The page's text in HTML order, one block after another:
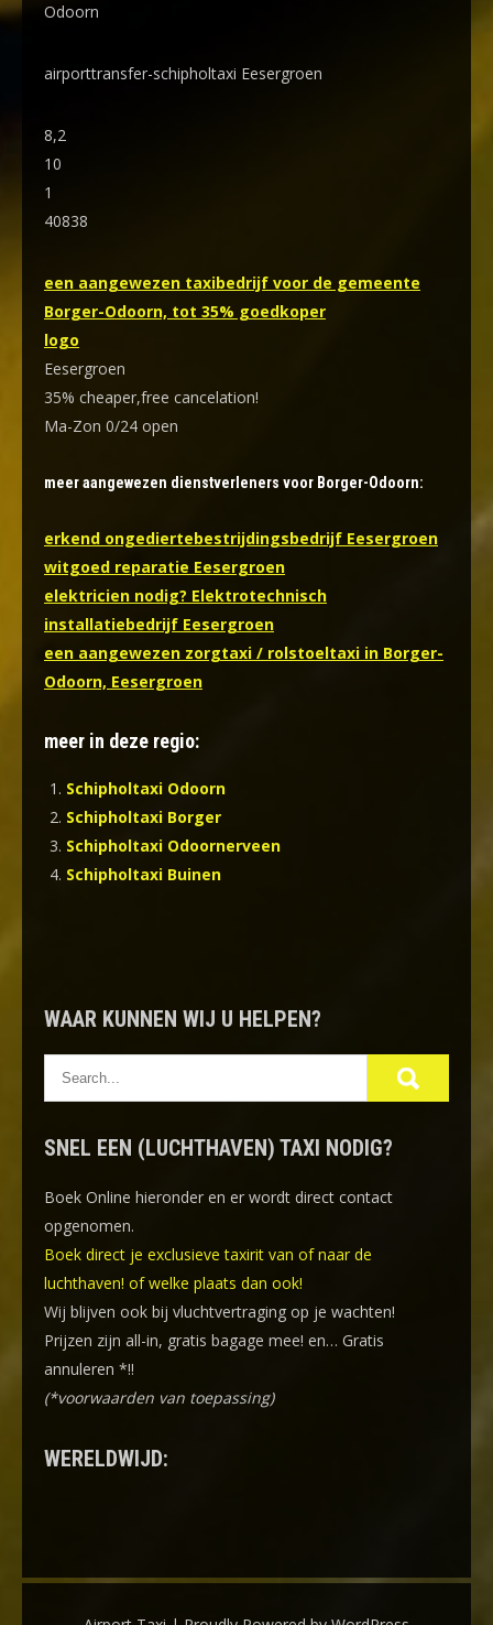
Odoorn
airporttransfer-schipholtaxi Eesergroen
8,2
10
1
40838
een aangewezen taxibedrijf voor de gemeente
Borger-Odoorn, tot 35% goedkoper
logo
Eesergroen
35% cheaper,free cancelation!
Ma-Zon 0/24 open
meer aangewezen dienstverleners voor Borger-Odoorn:
erkend ongediertebestrijdingsbedrijf Eesergroen
witgoed reparatie Eesergroen
elektricien nodig? Elektrotechnisch
installatiebedrijf Eesergroen
een aangewezen zorgtaxi / rolstoeltaxi in Borger-
Odoorn, Eesergroen
meer in deze regio:
Schipholtaxi Odoorn
Schipholtaxi Borger
Schipholtaxi Odoornerveen
Schipholtaxi Buinen
WAAR KUNNEN WIJ U HELPEN?
SNEL EEN (LUCHTHAVEN) TAXI NODIG?
Boek Online hieronder en er wordt direct contact
opgenomen.
Boek direct je exclusieve taxirit van of naar de
luchthaven! of welke plaats dan ook!
Wij blijven ook bij vluchtvertraging op je wachten!
Prijzen zijn all-in, gratis bagage mee! en… Gratis
annuleren *!!
(*voorwaarden van toepassing)
WERELDWIJD: